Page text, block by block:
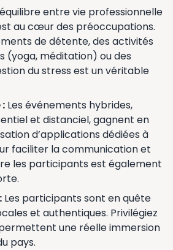
entre vie professionnelle
au cœur des préoccupations.
de détente, des activités
(yoga, méditation) ou des
du stress est un véritable
Les événements hybrides,
et distanciel, gagnent en
d’applications dédiées à
faciliter la communication et
les participants est également
Les participants sont en quête
et authentiques. Privilégiez
une réelle immersion
pays.